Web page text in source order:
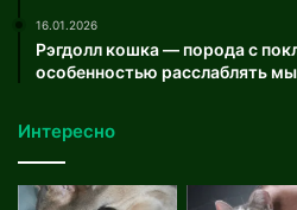
16.01.2026
Рэгдолл кошка — порода с
особенностью расслаблять
Интересно